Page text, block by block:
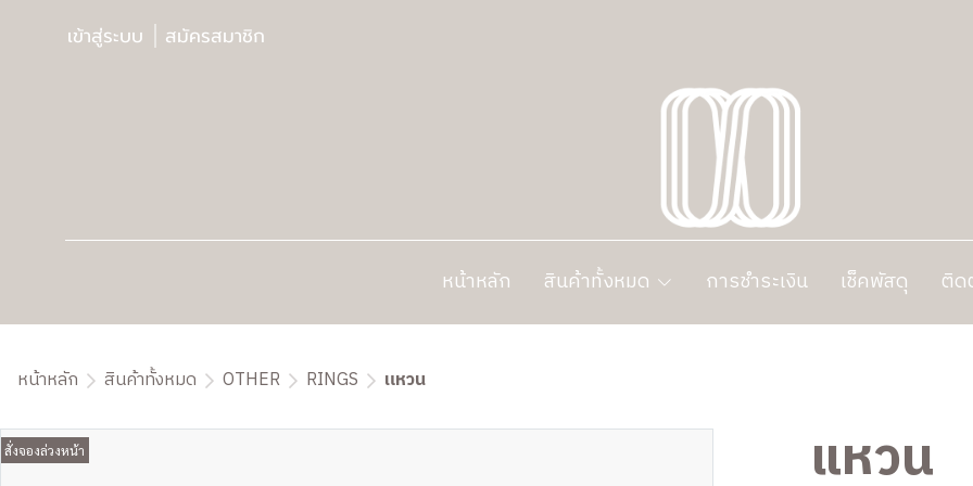
เข้าสู่ระบบ สมัครสมาชิก
หน้าหลัก สินค้าทั้งหมด การชำระเงิน เช็คพัสดุ ติด
หน้าหลัก สินค้าทั้งหมด OTHER RINGS แหวน
สั่งจองล่วงหน้า แหวน